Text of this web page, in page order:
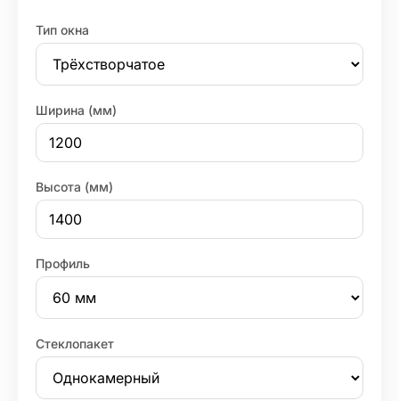
Тип окна
Ширина (мм)
Высота (мм)
Профиль
Стеклопакет